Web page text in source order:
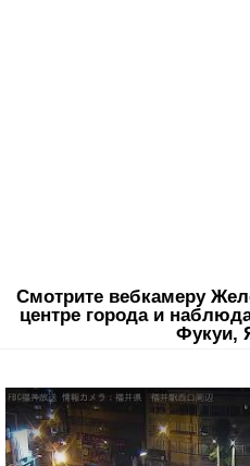
Смотрите вебкамеру
центре города и
Фукуи,